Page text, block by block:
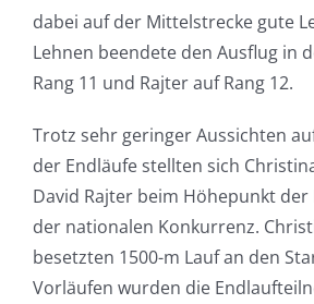
dabei auf der Mittelstrecke gute
Lehnen beendete den Ausflug in
Rang 11 und Rajter auf Rang 12.
Trotz sehr geringer Aussichten
der Endläufe stellten sich
David Rajter beim Höhepunkt der
der nationalen Konkurrenz.
besetzten 1500-m Lauf an den
Vorläufen wurden die